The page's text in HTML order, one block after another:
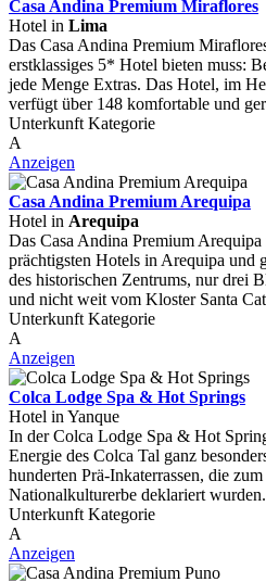
Casa Andina Premium Miraflores
Hotel in Lima
Das Casa Andina Premium
erstklassiges 5* Hotel bieten muss:
jede Menge Extras. Das Hotel, im
verfügt über 148 komfortable und
Unterkunft Kategorie
A
Anzeigen
Casa Andina Premium Arequipa
Hotel in Arequipa
Das Casa Andina Premium Arequipa
prächtigsten Hotels in Arequipa und
des historischen Zentrums, nur drei
und nicht weit vom Kloster Santa
Unterkunft Kategorie
A
Anzeigen
Colca Lodge Spa & Hot Springs
Hotel in Yanque
In der Colca Lodge Spa & Hot
Energie des Colca Tal ganz
hunderten Prä-Inkaterrassen, die
Nationalkulturerbe deklariert
Unterkunft Kategorie
A
Anzeigen